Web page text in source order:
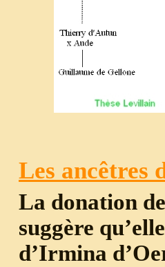
Les ancêtres
La donation
suggère
d’Irmina